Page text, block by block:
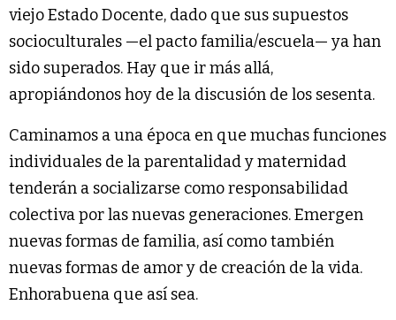
viejo Estado Docente, dado que sus supuestos
socioculturales —el pacto familia/escuela— ya han
sido superados. Hay que ir más allá,
apropiándonos hoy de la discusión de los sesenta.
Caminamos a una época en que muchas funciones
individuales de la parentalidad y maternidad
tenderán a socializarse como responsabilidad
colectiva por las nuevas generaciones. Emergen
nuevas formas de familia, así como también
nuevas formas de amor y de creación de la vida.
Enhorabuena que así sea.